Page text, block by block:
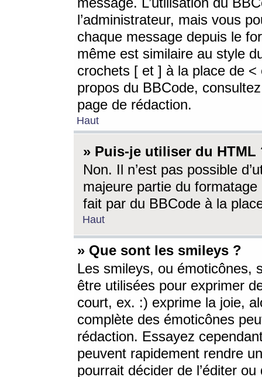
l’administrateur, mais vous
chaque message depuis le
même est similaire au style
crochets [ et ] à la place de <
propos du BBCode,
page de rédaction.
Haut
» Puis-je utiliser du HTML
Non. Il n’est pas possible
majeure partie du
fait par du BBCode à la
Haut
» Que sont les smileys ?
Les smileys, ou émoticônes,
être utilisées pour exprimer
court, ex. :) exprime la joie,
complète des émoticônes
rédaction. Essayez
peuvent rapidement rendre
pourrait décider de l’éditer